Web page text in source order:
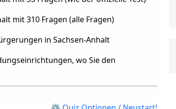
mit 310 Fragen (alle Fragen)
in Sachsen-Anhalt
wo Sie den